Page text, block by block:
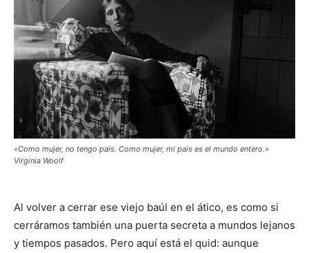
«Como mujer, no tengo país. Como mujer, mi país es el mundo entero.»
Virginia Woolf
Al volver a cerrar ese viejo baúl en el ático, es como si
cerráramos también una puerta secreta a mundos lejanos
y tiempos pasados. Pero aquí está el quid: aunque